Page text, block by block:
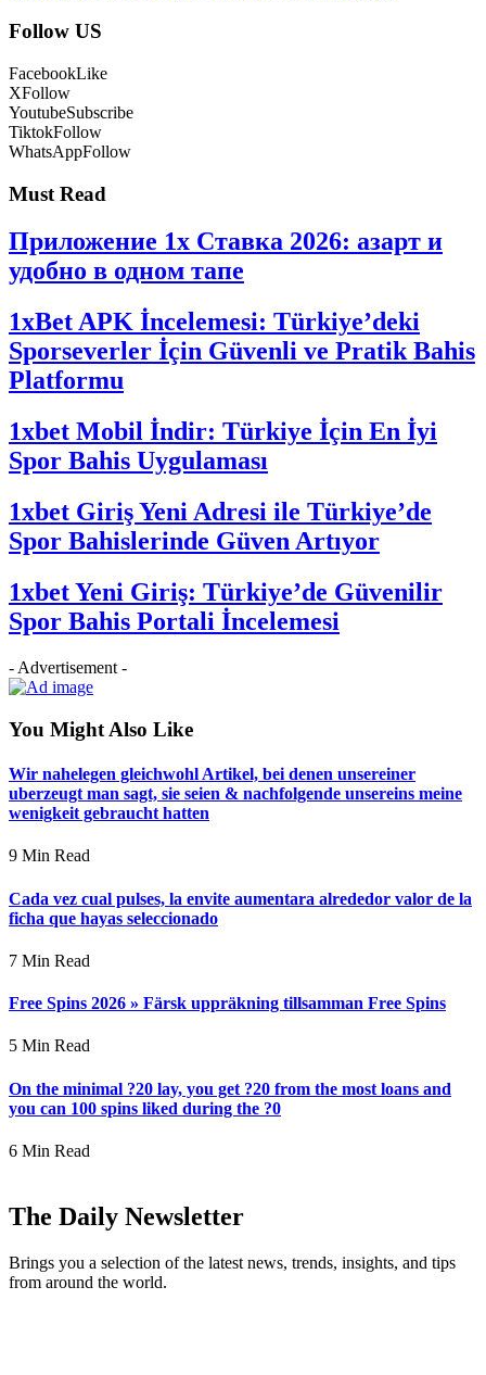
Follow US
FacebookLike
XFollow
YoutubeSubscribe
TiktokFollow
WhatsAppFollow
Must Read
Приложение 1x Ставка 2026: азарт и
удобно в одном тапе
1xBet APK İncelemesi: Türkiye’deki
Sporseverler İçin Güvenli ve Pratik Bahis
Platformu
1xbet Mobil İndir: Türkiye İçin En İyi
Spor Bahis Uygulaması
1xbet Giriş Yeni Adresi ile Türkiye’de
Spor Bahislerinde Güven Artıyor
1xbet Yeni Giriş: Türkiye’de Güvenilir
Spor Bahis Portali İncelemesi
- Advertisement -
You Might Also Like
Wir nahelegen gleichwohl Artikel, bei denen unsereiner
uberzeugt man sagt, sie seien & nachfolgende unsereins meine
wenigkeit gebraucht hatten
9 Min Read
Cada vez cual pulses, la envite aumentara alrededor valor de la
ficha que hayas seleccionado
7 Min Read
Free Spins 2026 » Färsk uppräkning tillsamman Free Spins
5 Min Read
On the minimal ?20 lay, you get ?20 from the most loans and
you can 100 spins liked during the ?0
6 Min Read
The Daily Newsletter
Brings you a selection of the latest news, trends, insights, and tips
from around the world.